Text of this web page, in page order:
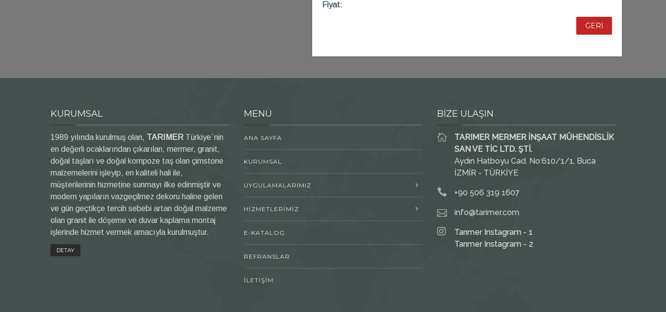
Fiyat:
GERİ
KURUMSAL
1989 yılında kurulmuş olan, TARIMER Türkiye`nin
en değerli ocaklarından çıkarılan, mermer, granit,
doğal taşları ve doğal kompoze taş olan çimstone
malzemelerini işleyip, en kaliteli hali ile,
müşterilerinin hizmetine sunmayı ilke edinmiştir ve
modern yapıların vazgeçilmez dekoru haline gelen
ve gün geçtikçe tercih sebebi artan doğal malzeme
olan granit ile döşeme ve duvar kaplama montaj
işlerinde hizmet vermek amacıyla kurulmuştur.
DETAY
MENÜ
ANA SAYFA
KURUMSAL
UYGULAMALARIMIZ
HİZMETLERİMİZ
E-KATALOG
REFRANSLAR
İLETİŞİM
BİZE ULAŞIN
TARIMER MERMER İNŞAAT MÜHENDİSLİK
SAN VE TİC LTD. ŞTİ.
Aydın Hatboyu Cad. No:610/1/1, Buca
İZMİR - TÜRKİYE
+90 506 319 1607
info@tarimer.com
Tarımer Instagram - 1
Tarımer Instagram - 2